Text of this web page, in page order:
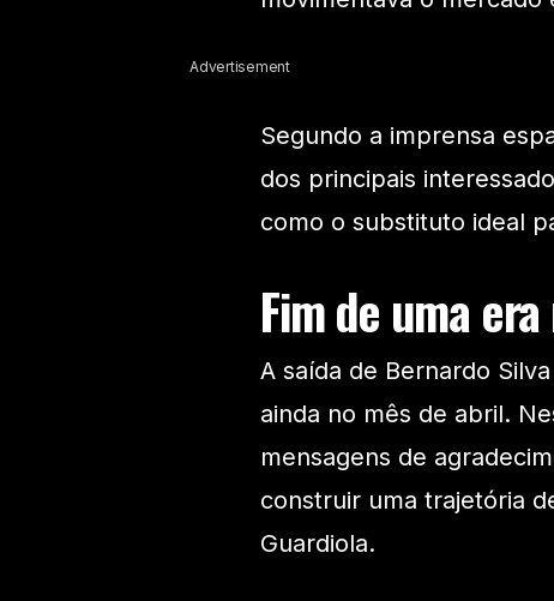
Advertisement
Segundo a imprensa
dos principais
como o substituto ideal
Fim de uma
A saída de Bernardo
ainda no mês de abril.
mensagens de
construir uma trajetória
Guardiola.